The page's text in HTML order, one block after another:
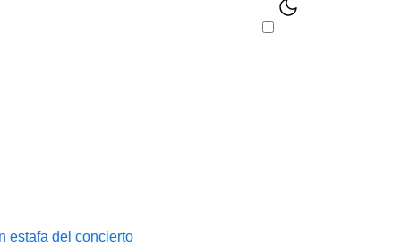
estafa del concierto